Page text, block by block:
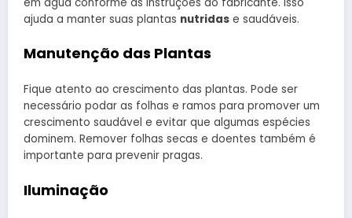
ajuda a manter suas plantas nutridas e saudáveis.
Manutenção das Plantas
Fique atento ao crescimento das plantas. Pode ser
necessário podar as folhas e ramos para promover um
crescimento saudável e evitar que algumas espécies
dominem. Remover folhas secas e doentes também é
importante para prevenir pragas.
Iluminação